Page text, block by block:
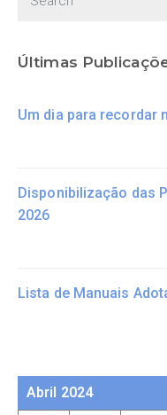
Últimas
Um dia para recordar
Disponibilização das
2026
Lista de Manuais
Abril 2024